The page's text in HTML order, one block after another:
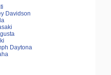
Davidson
Daytona